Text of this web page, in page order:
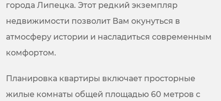
города Липецка. Этот редкий экземпляр
недвижимости позволит Вам окунуться в
атмосферу истории и насладиться современным
комфортом.
Планировка квартиры включает просторные
жилые комнаты общей площадью 60 метров с